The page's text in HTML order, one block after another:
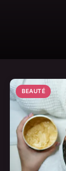
BEAUTÉ